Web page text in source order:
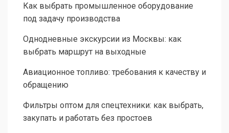
Как выбрать промышленное оборудование
под задачу производства
Однодневные экскурсии из Москвы: как
выбрать маршрут на выходные
Авиационное топливо: требования к качеству и
обращению
Фильтры оптом для спецтехники: как выбрать,
закупать и работать без простоев